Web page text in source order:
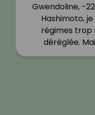
Gwendoline, -
Hashimoto,
régimes trop
déréglée.